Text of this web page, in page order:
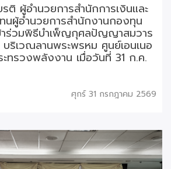
ติ ผู้อำนวยการสำนักการเงินและ
ผู้อำนวยการสำนักงานกองทุน
าร่วมพิธีบำเพ็ญกุศลปัญญาสมวาร
เวณลานพระพรหม ศูนย์เอนเนอ
ทรวงพลังงาน เมื่อวันที่ 31 ก.ค.
ศุกร์ 31 กรกฎาคม 2569